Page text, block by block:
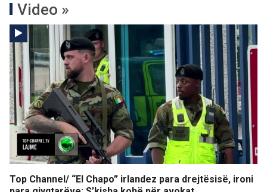
Video »
Top Channel/ “El Chapo” irlandez para drejtësisë, ironi